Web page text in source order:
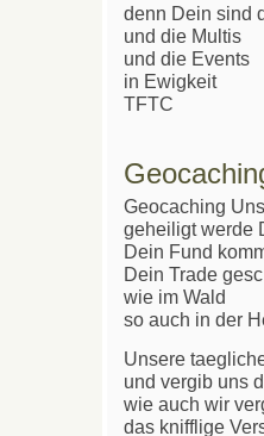
denn Dein sind
und die Multis
und die Events
in Ewigkeit
TFTC
Geocaching
geheiligt werde
Dein Fund
Dein Trade
wie im Wald
so auch in der
Unsere
und vergib uns
wie auch wir
das knifflige